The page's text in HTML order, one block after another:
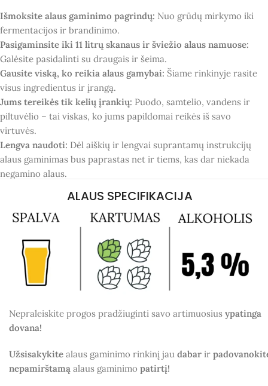
Išmoksite alaus gaminimo pagrindų: Nuo grūdų mirkymo iki
fermentacijos ir brandinimo.
Pasigaminsite iki 11 litrų skanaus ir šviežio alaus namuose:
Galėsite pasidalinti su draugais ir šeima.
Gausite viską, ko reikia alaus gamybai: Šiame rinkinyje rasite
visus ingredientus ir įrangą.
Jums tereikės tik kelių įrankių: Puodo, samtelio, vandens ir
piltuvėlio – tai viskas, ko jums papildomai reikės iš savo
virtuvės.
Lengva naudoti: Dėl aiškių ir lengvai suprantamų instrukcijų
alaus gaminimas bus paprastas net ir tiems, kas dar niekada
negamino alaus.
ALAUS SPECIFIKACIJA
Nepraleiskite progos pradžiuginti savo artimuosius ypatinga
dovana!
Užsisakykite alaus gaminimo rinkinį jau dabar ir
nepamirštamą alaus gaminimo patirtį!